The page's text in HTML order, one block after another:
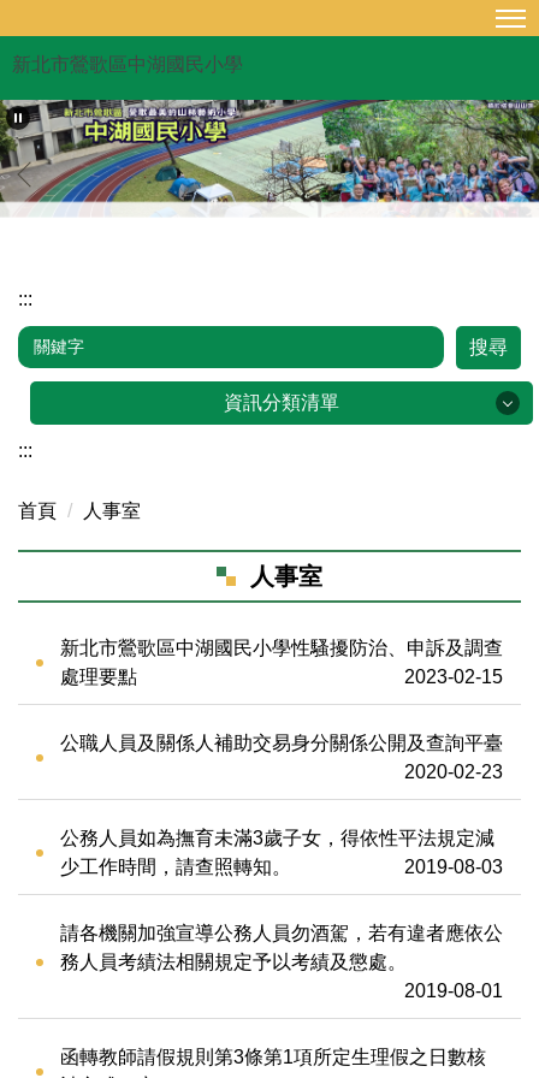
主
要
內
容
區
新北市鶯歌區中湖國民小學
:::
搜尋
資訊分類清單
行政單位
特色課程
榮耀e中湖
招生與轉學
成果專區
中湖影音
:::
首頁 人事室
人事室
新北市鶯歌區中湖國民小學性騷擾防治、申訴及調查
處理要點
2023-02-15
公職人員及關係人補助交易身分關係公開及查詢平臺
2020-02-23
公務人員如為撫育未滿3歲子女，得依性平法規定減
少工作時間，請查照轉知。
2019-08-03
請各機關加強宣導公務人員勿酒駕，若有違者應依公
務人員考績法相關規定予以考績及懲處。
2019-08-01
函轉教師請假規則第3條第1項所定生理假之日數核